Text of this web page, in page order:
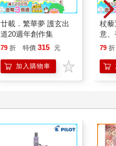
廿載．繁華夢 護玄出
道20週年創作集
79 折 特價 315 元
加入購物車
杖
意
恭
79 折